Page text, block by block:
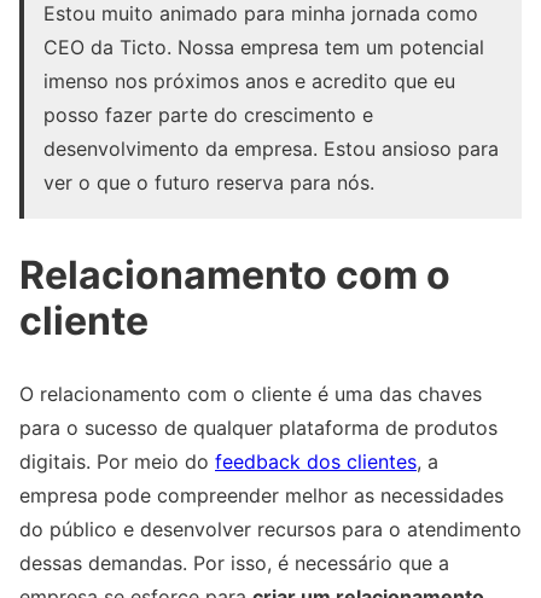
Estou muito animado para minha jornada como
CEO da Ticto. Nossa empresa tem um potencial
imenso nos próximos anos e acredito que eu
posso fazer parte do crescimento e
desenvolvimento da empresa. Estou ansioso para
ver o que o futuro reserva para nós.
Relacionamento com o
cliente
O relacionamento com o cliente é uma das chaves
para o sucesso de qualquer plataforma de produtos
digitais. Por meio do feedback dos clientes, a
empresa pode compreender melhor as necessidades
do público e desenvolver recursos para o atendimento
dessas demandas. Por isso, é necessário que a